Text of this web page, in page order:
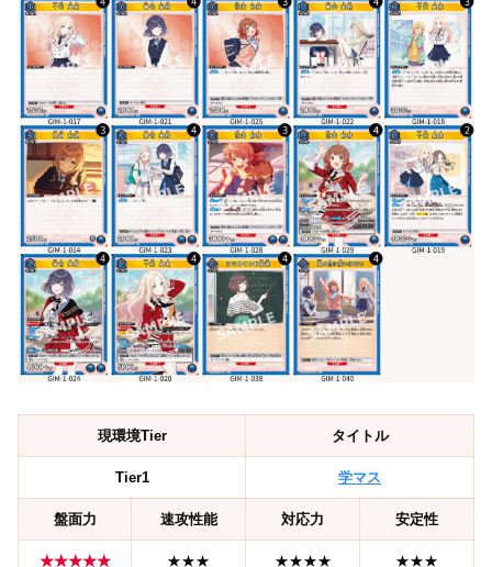
現環境Tier タイトル
Tier1 学マス
盤面力 速攻性能 対応力 安定性
★★★★★ ★★★ ★★★★ ★★★